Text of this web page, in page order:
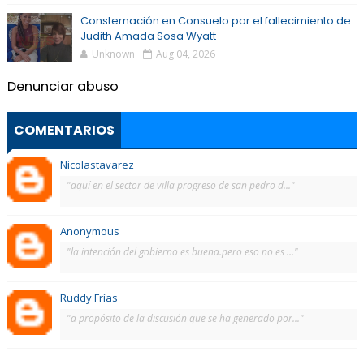
Consternación en Consuelo por el fallecimiento de
Judith Amada Sosa Wyatt
Unknown Aug 04, 2026
Denunciar abuso
COMENTARIOS
Nicolastavarez
"aquí en el sector de villa progreso de san pedro d..."
Anonymous
"la intención del gobierno es buena.pero eso no es ..."
Ruddy Frías
"a propósito de la discusión que se ha generado por..."